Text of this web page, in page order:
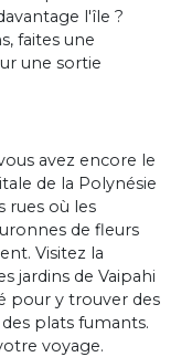
l'île ?
faites une
une sortie
avez encore le
de la Polynésie
rues où les
de fleurs
Visitez la
jardins de Vaipahi
pour y trouver des
plats fumants.
voyage.